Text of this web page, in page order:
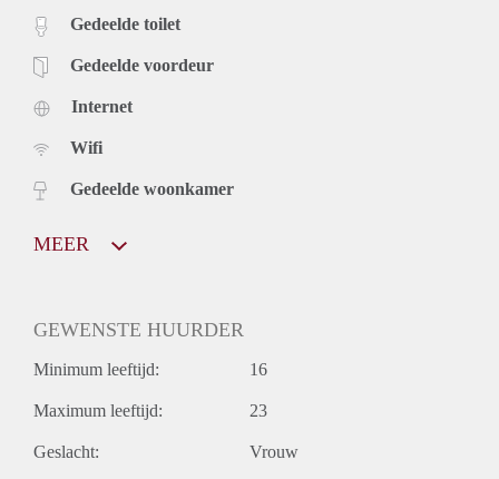
Gedeelde toilet
Gedeelde voordeur
Internet
Wifi
Gedeelde woonkamer
MEER
GEWENSTE HUURDER
Minimum leeftijd: 16
Maximum leeftijd: 23
Geslacht: Vrouw